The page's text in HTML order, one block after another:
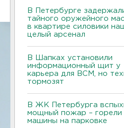
В Петербурге
тайного оружейного
в квартире силовики
целый арсенал
В Шапках установили
информационный щит у
карьера для ВСМ, но
тормозят
В ЖК Петербурга
мощный пожар – горели
машины на парковке